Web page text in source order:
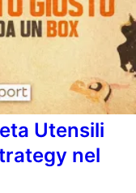
Utensili
nel